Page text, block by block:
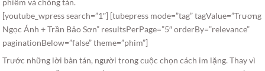
phiếm và chóng tàn.
[youtube_wpress search=”1″] [tubepress mode=”tag” tagValue=”Trương
Ngọc Ánh + Trần Bảo Sơn” resultsPerPage=”5″ orderBy=”relevance”
paginationBelow=”false” theme=”phim”]
Trước những lời bàn tán, người trong cuộc chọn cách im lặng. Thay vì